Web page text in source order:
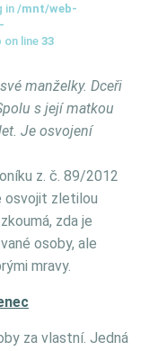
in/mnt/web-
on line 33
manželky. Dceři
s její matkou
Je osvojení
z. č. 89/2012
osvojit zletilou
zda je
osoby, ale
mravy.
za vlastní. Jedná